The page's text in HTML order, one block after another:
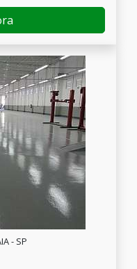
- SP